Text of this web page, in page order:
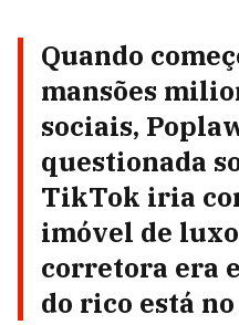
Quando
mansões
sociais,
questionada
TikTok iria
imóvel de
corretora era
do rico está